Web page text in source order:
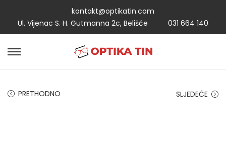
kontakt@optikatin.com
Ul. Vijenac S. H. Gutmanna 2c, Belišće
031 664 140
PRETHODNO SLJEDEĆE